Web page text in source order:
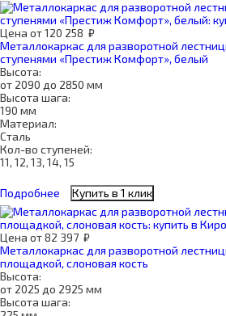
Цена от120 258 ₽
Металлокаркас для разворотной
ступенями «Престиж Комфорт», белый
Высота:
от 2090 до 2850 мм
Высота шага:
190 мм
Материал:
Сталь
Кол-во ступеней:
11, 12, 13, 14, 15
Подробнее Купить в 1 клик
Цена от82 397 ₽
Металлокаркас для разворотной
площадкой, слоновая кость
Высота:
от 2025 до 2925 мм
Высота шага: